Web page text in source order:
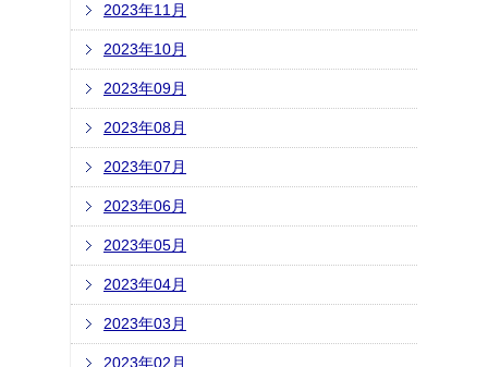
2023年11月
2023年10月
2023年09月
2023年08月
2023年07月
2023年06月
2023年05月
2023年04月
2023年03月
2023年02月